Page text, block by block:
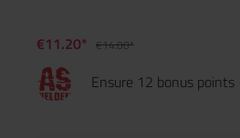
Modellen Gewicht: 162 g
€11.20* €14.00*
Ensure 12 bonus points